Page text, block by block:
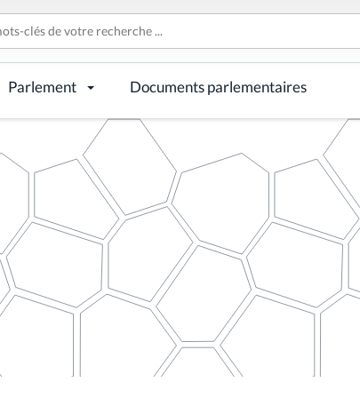
Parlement Documents parlementaires